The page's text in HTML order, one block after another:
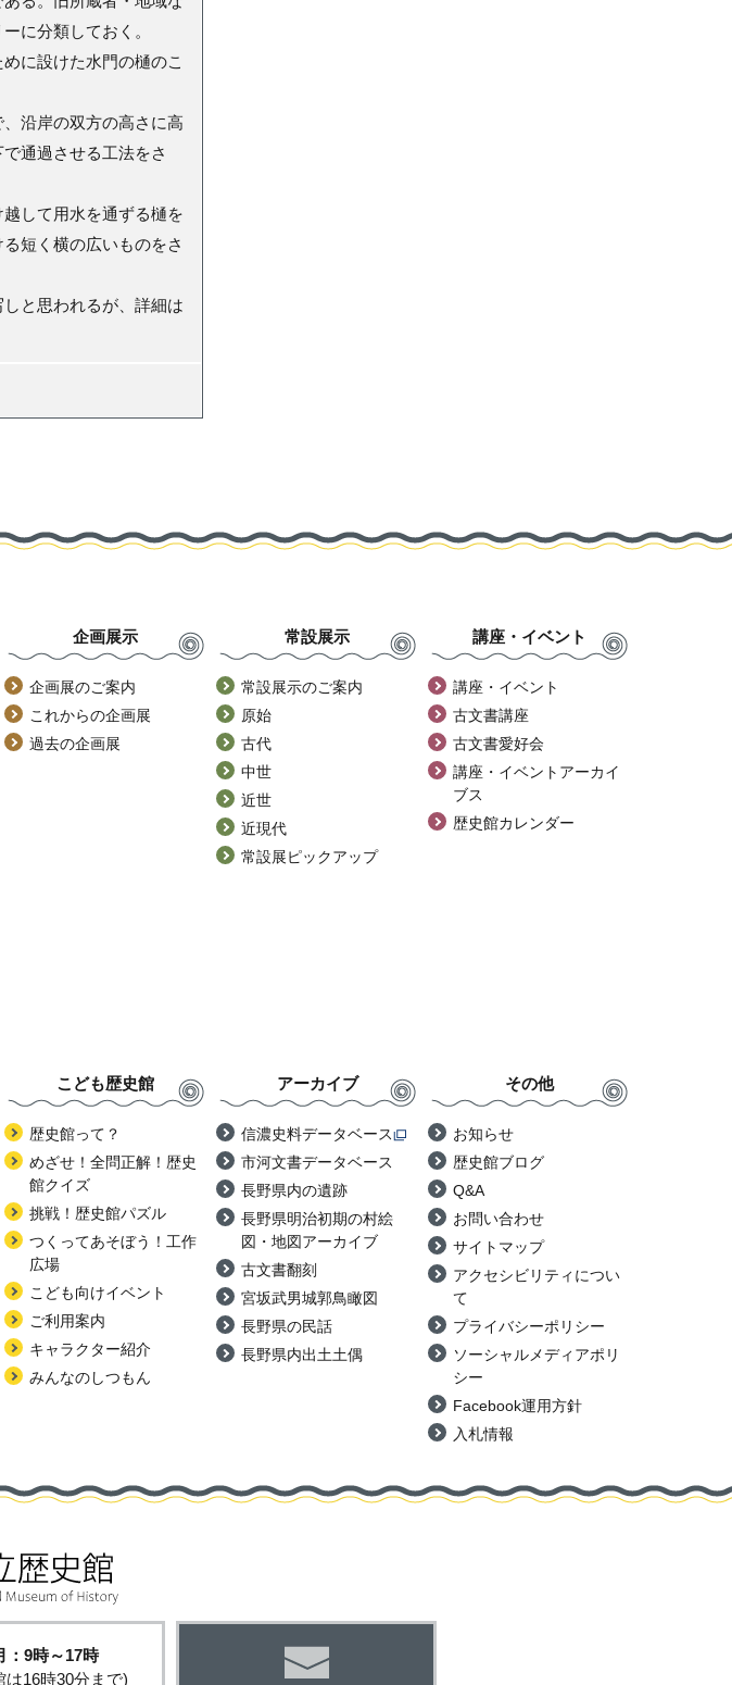
に分類しておく。
に設けた水門の樋のこ
沿岸の双方の高さに高
通過させる工法をさ
して用水を通ずる樋を
短く横の広いものをさ
と思われるが、詳細は
企画展示
企画展のご案内
これからの企画展
過去の企画展
常設展示
常設展示のご案内
原始
古代
中世
近世
近現代
常設展ピックアップ
講座・イベント
講座・イベント
古文書講座
古文書愛好会
講座・イベントアーカイ
ブス
歴史館カレンダー
こども歴史館
歴史館って？
めざせ！全問正解！歴史
館クイズ
挑戦！歴史館パズル
つくってあそぼう！工作
広場
こども向けイベント
ご利用案内
キャラクター紹介
みんなのしつもん
アーカイブ
信濃史料データベース
市河文書データベース
長野県内の遺跡
長野県明治初期の村絵
図・地図アーカイブ
古文書翻刻
宮坂武男城郭鳥瞰図
長野県の民話
長野県内出土土偶
その他
お知らせ
歴史館ブログ
Q&A
お問い合わせ
サイトマップ
アクセシビリティについ
て
プライバシーポリシー
ソーシャルメディアポリ
シー
Facebook運用方針
入札情報
：9時～17時
は16時30分まで)